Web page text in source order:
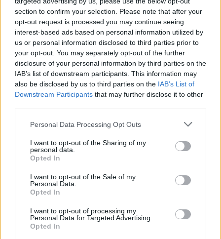
section to confirm your selection. Please note that after your
opt-out request is processed you may continue seeing
interest-based ads based on personal information utilized by
us or personal information disclosed to third parties prior to
your opt-out. You may separately opt-out of the further
disclosure of your personal information by third parties on the
IAB’s list of downstream participants. This information may
also be disclosed by us to third parties on the IAB’s List of
Downstream Participants that may further disclose it to other
Personal Data Processing Opt Outs
I want to opt-out of the Sharing of my
personal data.
Opted In
I want to opt-out of the Sale of my
Personal Data.
Opted In
I want to opt-out of processing my
Personal Data for Targeted Advertising.
Opted In
Interessante Rezeptsammlungen
Flammkuchen Rezepte / Germteig Rezepte/ Hauptspeisen
Rezepte/ Italienische Rezepte/ Parmesan Rezepte/ Prosciutto
Rezepte
Ähnliche Rezepte
Schneller Flammkuchen
Leicht